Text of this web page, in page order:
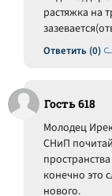
Ответить (0)
растяжка на
Гость 618
Молодец
СНиП
конечно это
нового.